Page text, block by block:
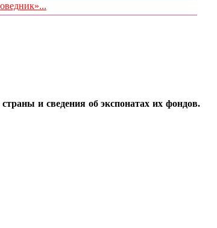
и сведения об экспонатах их фондов.